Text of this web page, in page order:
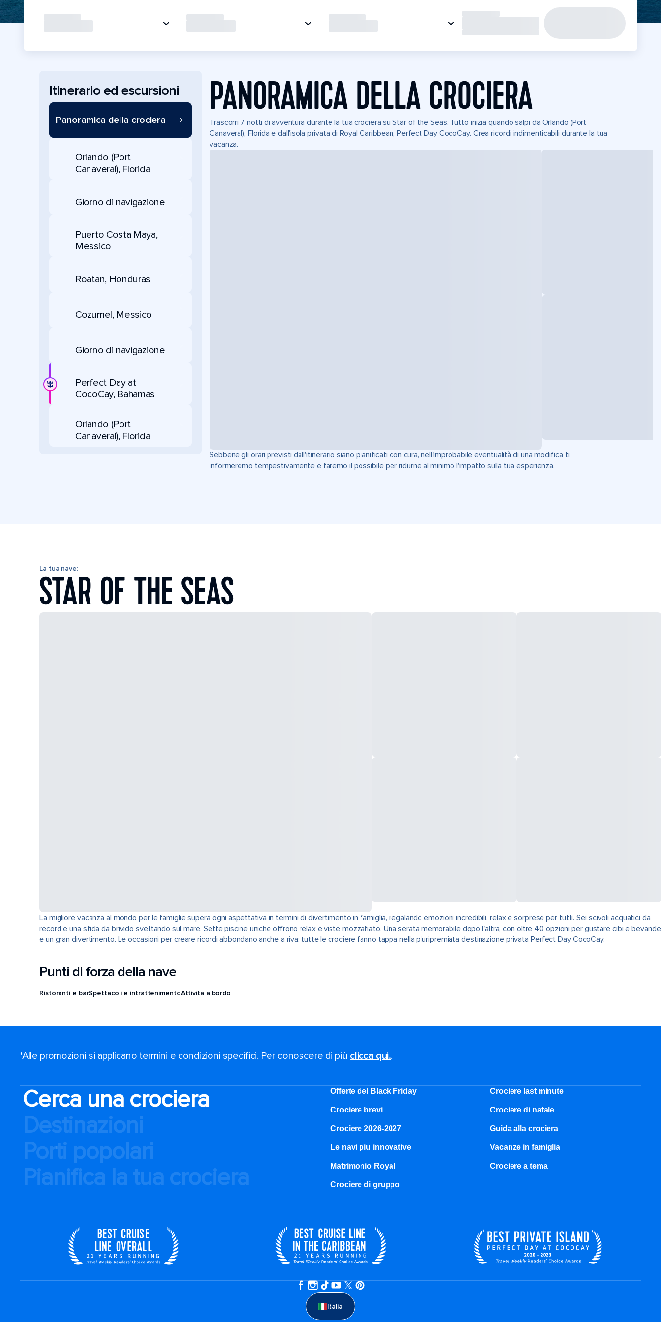
Itinerario ed escursioni
Panoramica della crociera
Orlando (Port
Canaveral), Florida
Giorno di navigazione
Puerto Costa Maya,
Messico
Roatan, Honduras
Cozumel, Messico
Giorno di navigazione
Perfect Day at
CocoCay, Bahamas
Orlando (Port
Canaveral), Florida
PANORAMICA DELLA CROCIERA
Trascorri 7 notti di avventura durante la tua crociera su Star of the Seas. Tutto inizia quando salpi da Orlando (Port
Canaveral), Florida e dall'isola privata di Royal Caribbean, Perfect Day CocoCay. Crea ricordi indimenticabili durante la tua
vacanza.
Sebbene gli orari previsti dall'itinerario siano pianificati con cura, nell'improbabile eventualità di una modifica ti
informeremo tempestivamente e faremo il possibile per ridurne al minimo l'impatto sulla tua esperienza.
La tua nave:
STAR OF THE SEAS
La migliore vacanza al mondo per le famiglie supera ogni aspettativa in termini di divertimento in famiglia, regalando emozioni incredibili, relax e sorprese per tutti. Sei scivoli acquatici da
record e una sfida da brivido svettando sul mare. Sette piscine uniche offrono relax e viste mozzafiato. Una serata memorabile dopo l'altra, con oltre 40 opzioni per gustare cibi e bevande
e un gran divertimento. Le occasioni per creare ricordi abbondano anche a riva: tutte le crociere fanno tappa nella pluripremiata destinazione privata Perfect Day CocoCay.
Punti di forza della nave
Ristoranti e barSpettacoli e intrattenimentoAttività a bordo
*Alle promozioni si applicano termini e condizioni specifici. Per conoscere di più clicca qui..
Cerca una crociera
Destinazioni
Porti popolari
Pianifica la tua crociera
Offerte del Black Friday Crociere last minute
Crociere brevi​ Crociere di natale​
Crociere 2026-2027 Guida alla crociera
Le navi piu innovative Vacanze in famiglia
Matrimonio Royal Crociere a tema
Crociere di gruppo
Italia